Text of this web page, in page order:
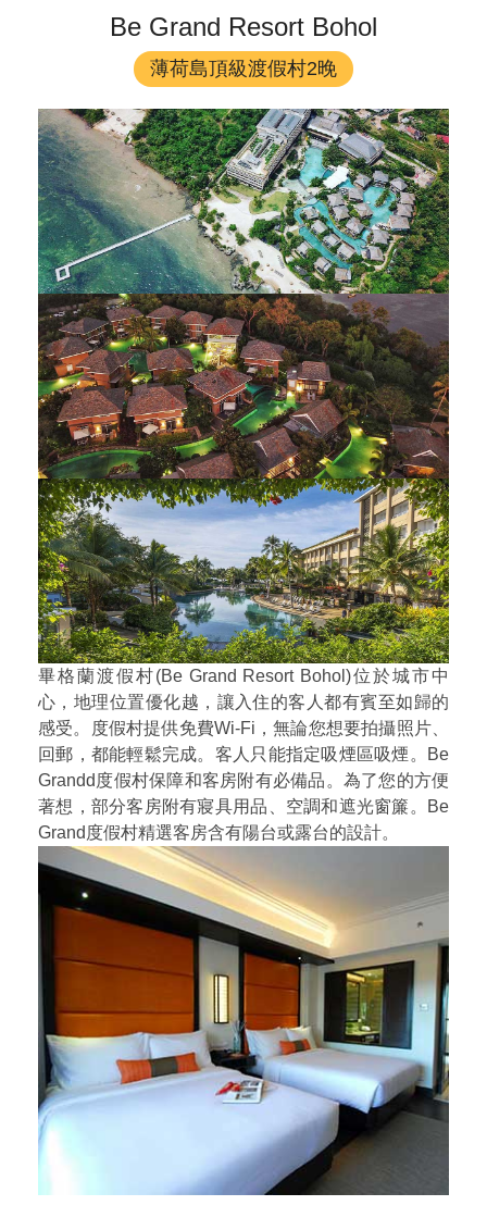
Be Grand Resort Bohol
薄荷島頂級渡假村2晚
畢格蘭渡假村(Be Grand Resort Bohol)位於城市中
心，地理位置優化越，讓入住的客人都有賓至如歸的
感受。度假村提供免費Wi-Fi，無論您想要拍攝照片、
回郵，都能輕鬆完成。客人只能指定吸煙區吸煙。Be
Grandd度假村保障和客房附有必備品。為了您的方便
著想，部分客房附有寢具用品、空調和遮光窗簾。Be
Grand度假村精選客房含有陽台或露台的設計。